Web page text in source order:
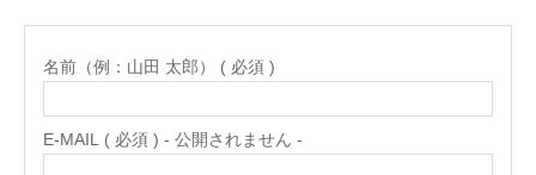
名前（例：山田 太郎） ( 必須 )
E-MAIL ( 必須 ) - 公開されません -